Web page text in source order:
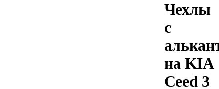
Чехлы
с
на KIA
Ceed 3